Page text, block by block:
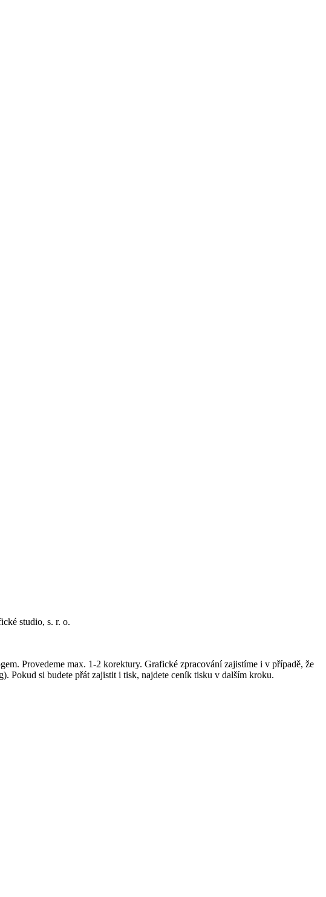
studio, s. r. o.
Provedeme max. 1-2 korektury. Grafické zpracování zajistíme i v případě, že
Pokud si budete přát zajistit i tisk, najdete ceník tisku v dalším kroku.